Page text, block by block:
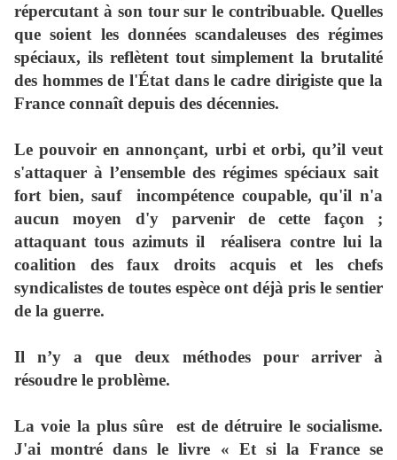
répercutant à son tour sur le contribuable. Quelles
que soient les données scandaleuses des régimes
spéciaux, ils reflètent tout simplement la brutalité
des hommes de l'État dans le cadre dirigiste que la
France connaît depuis des décennies.
Le pouvoir en annonçant, urbi et orbi, qu’il veut
s'attaquer à l’ensemble des régimes spéciaux sait
fort bien, sauf
incompétence coupable, qu'il n'a
aucun moyen d'y parvenir de cette façon ;
attaquant tous azimuts il
réalisera contre lui la
coalition des faux droits acquis et les chefs
syndicalistes de toutes espèce ont déjà pris le sentier
de la guerre.
Il n’y a que deux méthodes pour arriver à
résoudre le problème.
La voie la plus sûre
est de détruire le socialisme.
J'ai montré dans le livre « Et si la France se